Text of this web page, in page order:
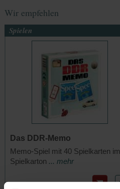
Wir empfehlen
Spielen
Das DDR-Memo
Memo-Spiel mit 40 Spielkarten im
Spielkarton ... mehr